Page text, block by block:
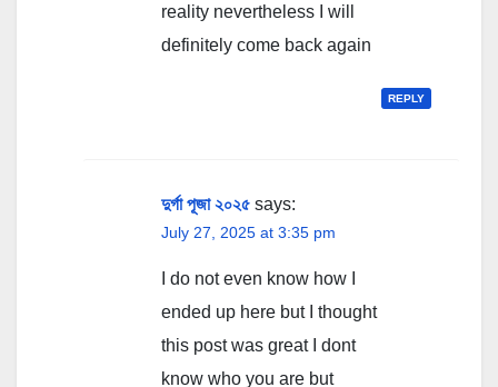
reality nevertheless I will
definitely come back again
REPLY
দুর্গা পূজা ২০২৫ says:
July 27, 2025 at 3:35 pm
I do not even know how I
ended up here but I thought
this post was great I dont
know who you are but